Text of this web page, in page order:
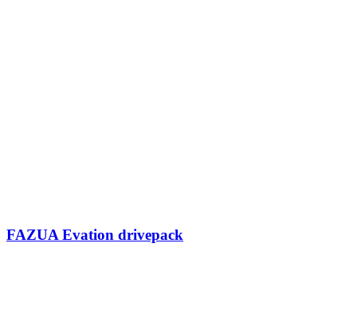
FAZUA Evation drivepack